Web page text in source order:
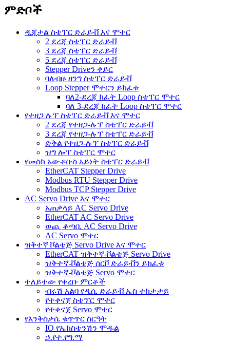
ምድቦች
ዲጂታል ስቴፐር ድራይቭ እና ሞተር
2 ደረጃ ስቴፐር ድራይቭ
3 ደረጃ ስቴፐር ድራይቭ
5 ደረጃ ስቴፐር ድራይቭ
Stepper Driveን ቀይር
ባለብዙ ዘንግ ስቴፐር ድራይቭ
Loop Stepper ሞተርን ይክፈቱ
ባለ2-ደረጃ ክፈት Loop ስቴፐር ሞተር
ባለ 3-ደረጃ ክፈት Loop ስቴፐር ሞተር
የተዘጋ ሉፕ ስቴፐር ድራይቭ እና ሞተር
2 ደረጃ የተዘጋ-ሉፕ ስቴፐር ድራይቭ
3 ደረጃ የተዘጋ-ሉፕ ስቴፐር ድራይቭ
ድቅል የተዘጋ-ሉፕ ስቴፐር ድራይቭ
ዝግ ሎፕ ስቴፐር ሞተር
የመስክ አውቶቡስ አይነት ስቴፐር ድራይቭ
EtherCAT Stepper Drive
Modbus RTU Stepper Drive
Modbus TCP Stepper Drive
AC Servo Drive እና ሞተር
አጠቃላይ AC Servo Drive
EtherCAT AC Servo Drive
ወጪ ቆጣቢ AC Servo Drive
AC Servo ሞተር
ዝቅተኛ ቮልቴጅ Servo Drive እና ሞተር
EtherCAT ዝቅተኛ-ቮልቴጅ Servo Drive
ዝቅተኛ-ቮልቴጅ ሰርቮ ድራይቭን ይክፈቱ
ዝቅተኛ-ቮልቴጅ Servo ሞተር
ተለይተው የቀረቡ ምርቶች
ብሩሽ አልባ የዲሲ ድራይቭ ኤስ ተከታታይ
የተቀናጀ ስቴፕር ሞተር
የተቀናጀ Servo ሞተር
የእንቅስቃሴ ቁጥጥር ስርዓት
IO የኤክስቴንሽን ሞዱል
ኃ.የተ.የግ.ማ